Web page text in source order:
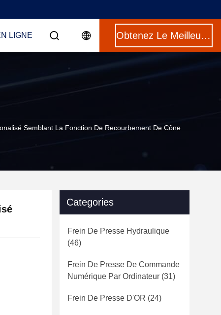
LIGNE Obtenez Le Meilleur Prix
Semblant La Fonction De Recourbement De Cône
Categories
Frein De Presse Hydraulique
(46)
Frein De Presse De Commande
Numérique Par Ordinateur (31)
Frein De Presse D'OR (24)